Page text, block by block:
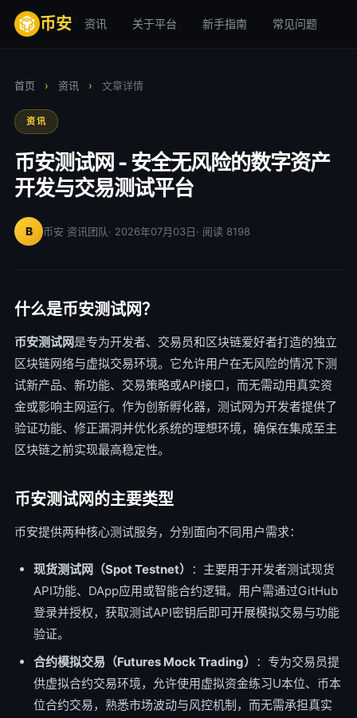
币安 资讯 关于平台 新手指南 常见问题
首页 › 资讯 › 文章详情
资讯
币安测试网 - 安全无风险的数字资产
开发与交易测试平台
B 币安 资讯团队· 2026年07月03日· 阅读 8198
什么是币安测试网？
币安测试网是专为开发者、交易员和区块链爱好者打造的独立
区块链网络与虚拟交易环境。它允许用户在无风险的情况下测
试新产品、新功能、交易策略或API接口，而无需动用真实资
金或影响主网运行。作为创新孵化器，测试网为开发者提供了
验证功能、修正漏洞并优化系统的理想环境，确保在集成至主
区块链之前实现最高稳定性。
币安测试网的主要类型
币安提供两种核心测试服务，分别面向不同用户需求：
现货测试网（Spot Testnet） ：主要用于开发者测试现货
API功能、DApp应用或智能合约逻辑。用户需通过GitHub
登录并授权，获取测试API密钥后即可开展模拟交易与功能
验证。
合约模拟交易（Futures Mock Trading） ：专为交易员提
供虚拟合约交易环境，允许使用虚拟资金练习U本位、币本
位合约交易，熟悉市场波动与风控机制，而无需承担真实